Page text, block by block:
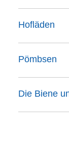
Hofläden
Pömbsen
Die Biene